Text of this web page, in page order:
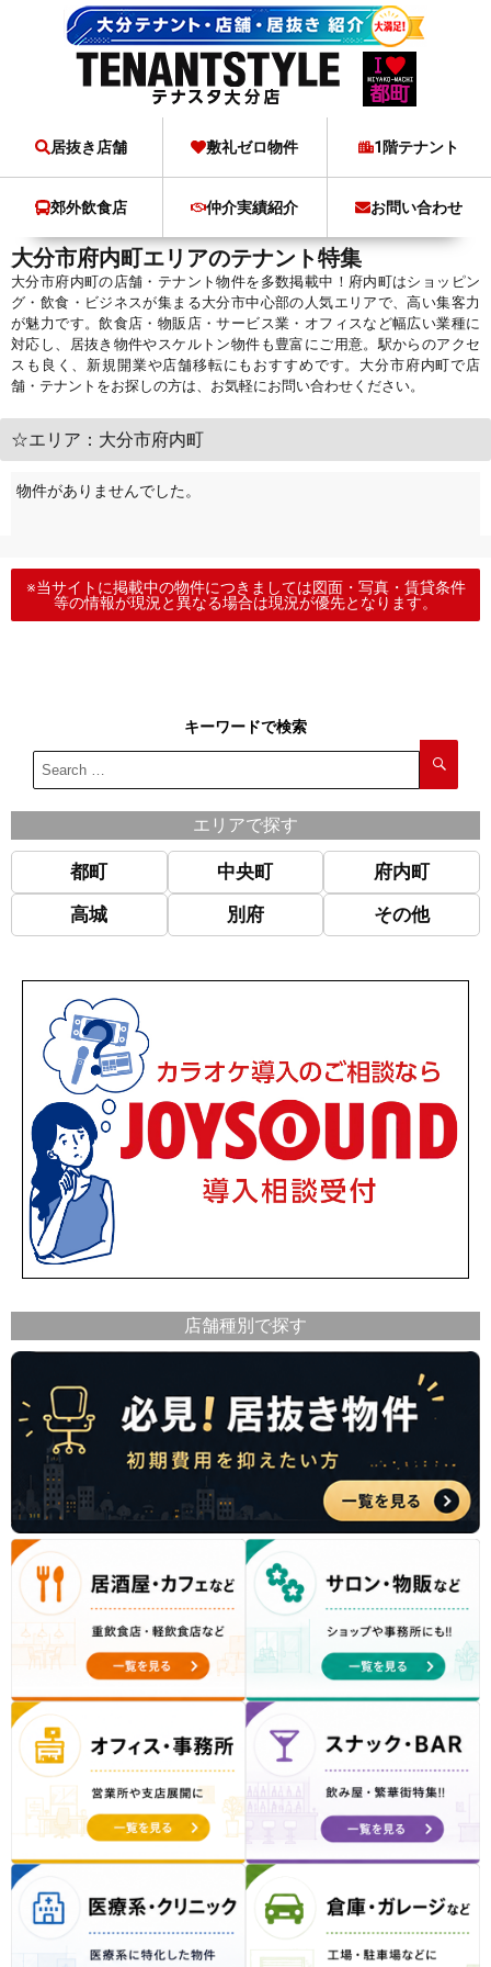
居抜き店舗 敷礼ゼロ物件 1階テナント
郊外飲食店 仲介実績紹介 お問い合わせ
大分市府内町エリアのテナント特集
大分市府内町の店舗・テナント物件を多数掲載中！府内町はショッピン
グ・飲食・ビジネスが集まる大分市中心部の人気エリアで、高い集客力
が魅力です。飲食店・物販店・サービス業・オフィスなど幅広い業種に
対応し、居抜き物件やスケルトン物件も豊富にご用意。駅からのアクセ
スも良く、新規開業や店舗移転にもおすすめです。大分市府内町で店
舗・テナントをお探しの方は、お気軽にお問い合わせください。
☆エリア：大分市府内町
物件がありませんでした。
※当サイトに掲載中の物件につきましては図面・写真・賃貸条件
等の情報が現況と異なる場合は現況が優先となります。
キーワードで検索
エリアで探す
都町 中央町
府内町
高城
別府 その他
店舗種別で探す